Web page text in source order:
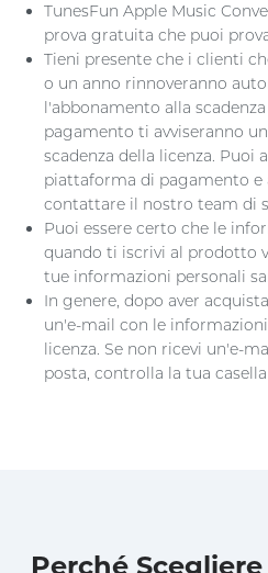
TunesFun Apple Music
prova gratuita che puoi
Tieni presente che i clienti
o un anno rinnoveranno
l'abbonamento alla
pagamento ti avviseranno
scadenza della licenza. Puoi
piattaforma di pagamento e
contattare il nostro team di
Puoi essere certo che le
quando ti iscrivi al prodotto
tue informazioni personali
In genere, dopo aver
un'e-mail con le
licenza. Se non ricevi un'e-
posta, controlla la tua
Perché